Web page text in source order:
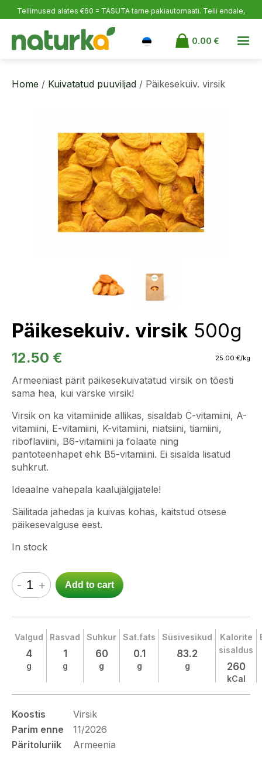
Tellimused alates €60 = TASUTA tarne pakiautomaati. Telli endale,
0.00€
Home / Kuivatatud puuviljad / Päikesekuiv. virsik
Päikesekuiv. virsik 500g
12.50 € 25.00 €/kg
Armeeniast pärit päikesekuivatatud virsik on tõesti
sama hea, kui värske virsik!
Virsik on ka vitamiinide allikas, sisaldab C-vitamiini, A-
vitamiini, E-vitamiini, K-vitamiini, niatsiini, tiamiini,
riboflaviini, B6-vitamiini ja folaate ning
pantoteenhapet ehk B5-vitamiini. Ei sisalda lisatud
suhkrut.
Ideaalne vahepala kaalujälgijatele!
Säilitada jahedas ja kuivas kohas, kaitstud otsese
päikesevalguse eest.
In stock
- + Add to cart
Valgud
4
g
Rasvad
1
g
Suhkur
60
g
Sat.fats
0.1
g
Süsivesikud
83.2
g
Kalorite
sisaldus
260
kCal
Koostis
Virsik
Parim enne
11/2026
Päritoluriik
Armeenia